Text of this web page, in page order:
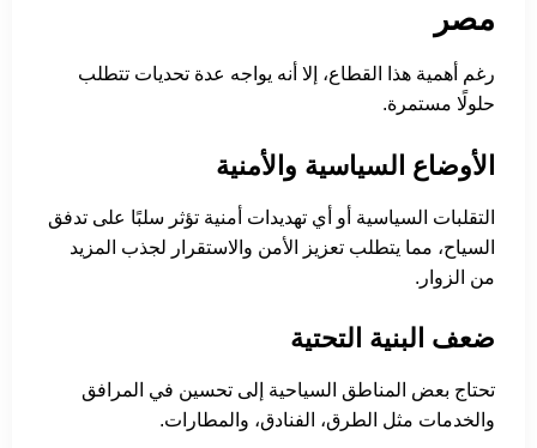
مصر
رغم أهمية هذا القطاع، إلا أنه يواجه عدة تحديات تتطلب
حلولًا مستمرة.
الأوضاع السياسية والأمنية
التقلبات السياسية أو أي تهديدات أمنية تؤثر سلبًا على تدفق
السياح، مما يتطلب تعزيز الأمن والاستقرار لجذب المزيد
من الزوار.
ضعف البنية التحتية
تحتاج بعض المناطق السياحية إلى تحسين في المرافق
والخدمات مثل الطرق، الفنادق، والمطارات.